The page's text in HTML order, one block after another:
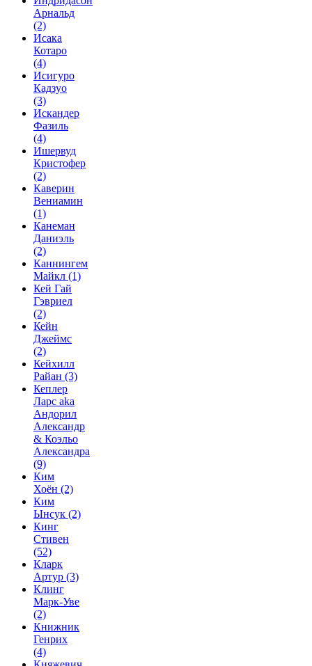
Арнальд
(2)
Исака
Котаро
(4)
Исигуро
Кадзуо
(3)
Искандер
Фазиль
(4)
Ишервуд
Кристофер
(2)
Каверин
Вениамин
(1)
Канеман
Даниэль
(2)
Каннингем
Майкл (1)
Кей Гай
Гэвриел
(2)
Кейн
Джеймс
(2)
Кейхилл
Райан (3)
Кеплер
Ларс aka
Андорил
Александр
& Коэльо
Александра
(9)
Ким
Хоён (2)
Ким
Ынсук (2)
Кинг
Стивен
(52)
Кларк
Артур (3)
Клинг
Марк-Уве
(2)
Книжник
Генрих
(4)